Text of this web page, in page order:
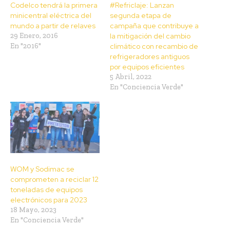
Codelco tendrá la primera
minicentral eléctrica del
mundo a partir de relaves
29 Enero, 2016
En "2016"
#Refriclaje: Lanzan
segunda etapa de
campaña que contribuye a
la mitigación del cambio
climático con recambio de
refrigeradores antiguos
por equipos eficientes
5 Abril, 2022
En "Conciencia Verde"
WOM y Sodimac se
comprometen a reciclar 12
toneladas de equipos
electrónicos para 2023
18 Mayo, 2023
En "Conciencia Verde"